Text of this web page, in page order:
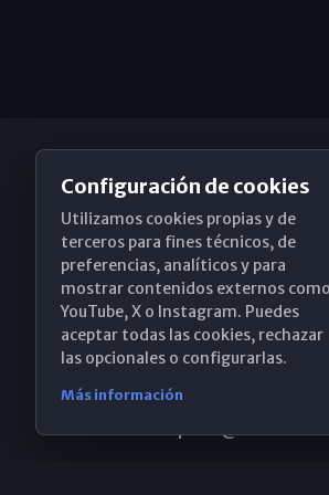
Obispado de
Santa María, 18-20.
(+34) 952 224 386
Configuración de cookies
Utilizamos cookies propias y de
terceros para fines técnicos, de
preferencias, analíticos y para
mostrar contenidos externos como
YouTube, X o Instagram. Puedes
aceptar todas las cookies, rechazar
las opcionales o configurarlas.
Más información